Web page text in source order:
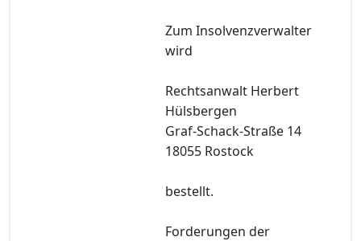
Zum Insolvenzverwalter
wird
Rechtsanwalt Herbert
Hülsbergen
Graf-Schack-Straße 14
18055 Rostock
bestellt.
Forderungen der